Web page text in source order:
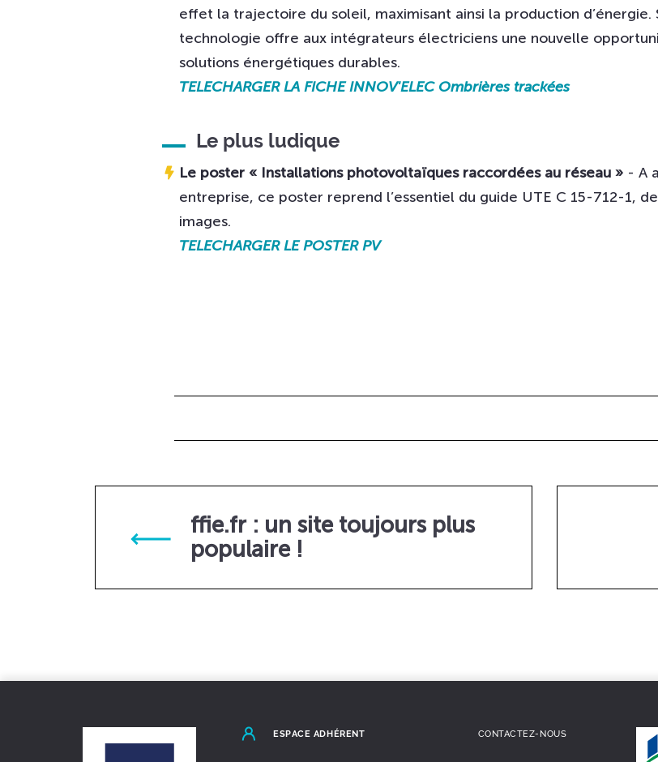
effet la trajectoire du soleil, maximisant ainsi la production
technologie offre aux intégrateurs électriciens une nouvelle
solutions énergétiques durables.
TELECHARGER LA FICHE INNOV'ELEC Ombrières trackées
Le plus ludique
Le poster « Installations photovoltaïques raccordées au réseau » - A
entreprise, ce poster reprend l’essentiel du guide UTE C 15-712-1,
images.
TELECHARGER LE POSTER PV
ffie.fr : un site toujours plus
populaire !
ESPACE ADHÉRENT CONTACTEZ-NOUS